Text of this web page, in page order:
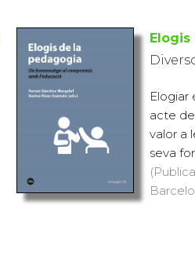
Elogiar
acte
valor a
seva